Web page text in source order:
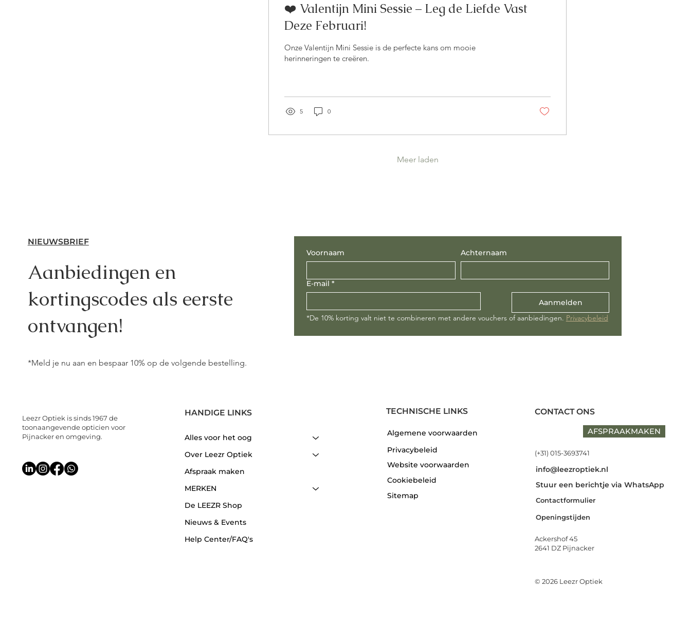
❤️ Valentijn Mini Sessie – Leg de Liefde Vast
Deze Februari!
Onze Valentijn Mini Sessie is de perfecte kans om mooie
herinneringen te creëren.
5 0
Meer laden
Voornaam Achternaam
E-mail *
Aanmelden
*De 10% korting valt niet te combineren met andere vouchers of aanbiedingen. Privacybeleid
NIEUWSBRIEF
Aanbiedingen en
kortingscodes als eerste
ontvangen!
*Meld je nu aan en bespaar 10% op de volgende bestelling.
Leezr Optiek is sinds 1967 de
toonaangevende opticien voor
Pijnacker en omgeving.
HANDIGE LINKS
Alles voor het oog
Over Leezr Optiek
Afspraak maken
MERKEN
De LEEZR Shop
Nieuws & Events
Help Center/FAQ's
TECHNISCHE LINKS
Algemene voorwaarden
Privacybeleid
Website voorwaarden
Cookiebeleid
Sitemap
CONTACT ONS
AFSPRAAKMAKEN
(+31) 015-3693741
info@leezroptiek.nl
Stuur een berichtje via WhatsApp
Contactformulier
Openingstijden
Ackershof 45
2641 DZ Pijnacker
© 2026 Leezr Optiek